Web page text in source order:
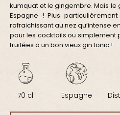
kumquat et le gingembre. Mais le
Espagne ! Plus
rafraichissant au nez qu’intense
pour les cocktails ou simplement
fruitées à un bon vieux gin tonic !
70 cl Espagne